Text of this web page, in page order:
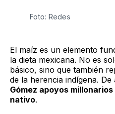
Foto: Redes
El maíz es un elemento
la dieta mexicana. No es
básico, sino que también
de la herencia indígena. De
Gómez apoyos
nativo.